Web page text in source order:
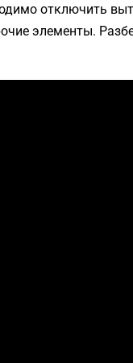
отключить
элементы.